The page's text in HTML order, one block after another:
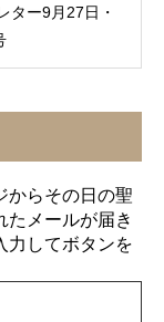
ター9月27日・
からその日の聖
たメールが届き
力してボタンを